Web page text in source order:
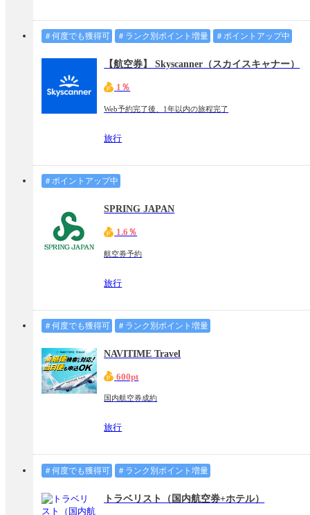
＃何度でも獲得可 ＃ランク別ポイント増量 ＃ポイントアップ中
【航空券】 Skyscanner（スカイスキャナー）
1％
Web予約完了後、1年以内の旅程完了
旅行
＃ポイントアップ中
SPRING JAPAN
1.6％
航空券予約
旅行
＃何度でも獲得可 ＃ランク別ポイント増量
NAVITIME Travel
600pt
国内航空券成約
旅行
＃何度でも獲得可 ＃ランク別ポイント増量
トラベリスト（国内航空券+ホテル）